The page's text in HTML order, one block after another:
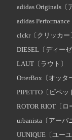
adidas Originals〔
adidas
clckr〔クリッカー
DIESEL〔ディーゼ
LAUT〔ラウト〕
OtterBox〔オッタ
PIPETTO〔ピペッ
ROTOR RIOT〔ロ
urbanista〔アーバ
UUNIQUE〔ユーユ